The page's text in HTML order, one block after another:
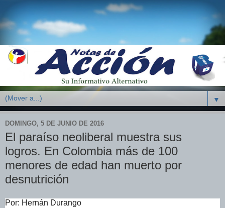
▼
DOMINGO, 5 DE JUNIO DE 2016
El paraíso neoliberal muestra sus
logros. En Colombia más de 100
menores de edad han muerto por
desnutrición
Por: Hernán Durango